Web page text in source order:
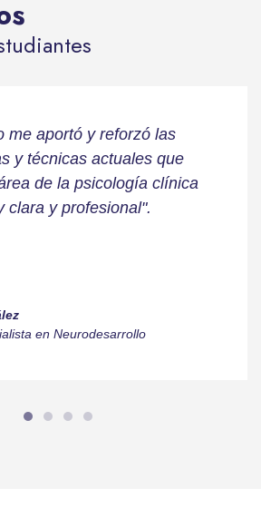
me aportó y reforzó las
y técnicas actuales que
de la psicología clínica
clara y profesional".
en Neurodesarrollo